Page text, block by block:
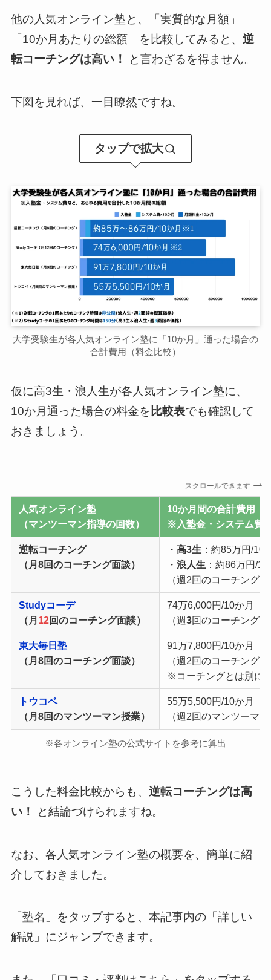
他の人気オンライン塾と、「実質的な月額」
「10か月あたりの総額」を比較してみると、 逆
転コーチングは高い！
と言わざるを得ません。
下図を見れば、一目瞭然ですね。
タップで拡大
大学受験生が各人気オンライン塾に「10か月」通った場合の
合計費用（料金比較）
仮に高3生・浪人生が各人気オンライン塾に、
10か月通った場合の料金を 比較表でも確認して
おきましょう。
スクロールできます
人気オンライン塾
（マンツーマン指導の回数）
10か月間の合計費用（
※入塾金・ システム費
逆転コーチング
（月8回のコーチング面談）
・ 高3生 ：約85万円/10
・ 浪人生 ：約86万円/
（週2回のコーチング
Studyコーデ
（月 12回のコーチング面談）
74万6,000円/10か月（
（週3回のコーチング
東大毎日塾
（月8回のコーチング面談）
91万7,800円/10か月
（週2回のコーチング
※コーチングとは別に
トウコベ
（月8回のマンツーマン授業）
55万5,500円/10か月
（週2回のマンツーマ
※各オンライン塾の公式サイトを参考に算出
こうした料金比較からも、 逆転コーチングは高
い！
と結論づけられますね。
なお、各人気オンライン塾の概要を、簡単に紹
介しておきました。
「塾名」をタップすると、本記事内の「詳しい
解説」にジャンプできます。